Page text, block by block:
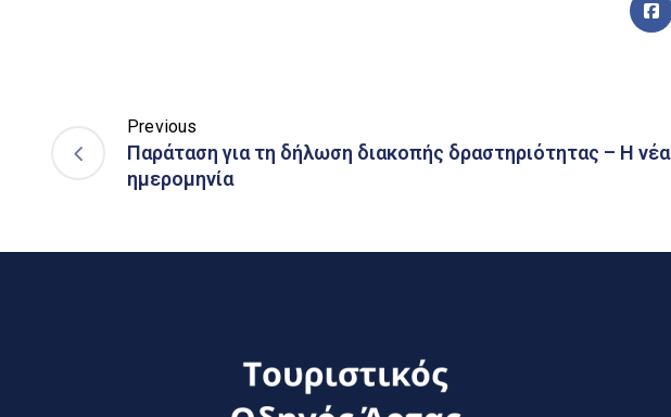
Previous
Παράταση για τη δήλωση διακοπής δραστηριότητας – Η νέα
ημερομηνία